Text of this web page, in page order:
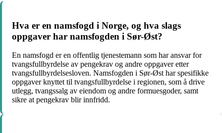
Hva er en namsfogd i Norge, og hva slags
oppgaver har namsfogden i Sør-Øst?
En namsfogd er en offentlig tjenestemann som har ansvar for
tvangsfullbyrdelse av pengekrav og andre oppgaver etter
tvangsfullbyrdelsesloven. Namsfogden i Sør-Øst har spesifikke
oppgaver knyttet til tvangsfullbyrdelse i regionen, som å drive
utlegg, tvangssalg av eiendom og andre formuesgoder, samt
sikre at pengekrav blir innfridd.